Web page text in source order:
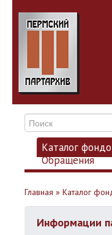
Каталог
Обращения
Главная » Каталог
Информации